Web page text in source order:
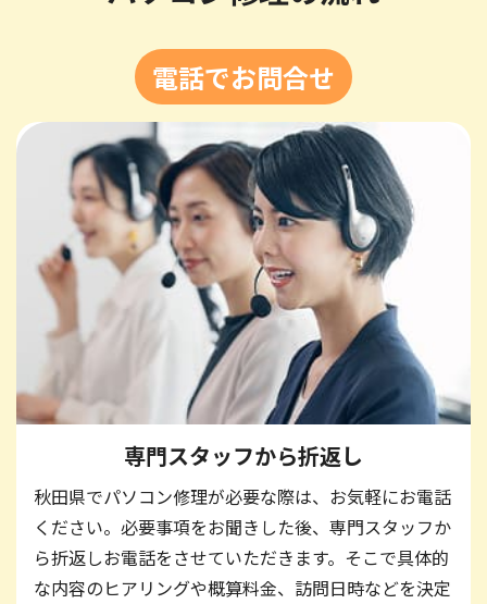
電話でお問合せ
専門スタッフから折返し
秋田県でパソコン修理が必要な際は、お気軽にお電話
ください。必要事項をお聞きした後、専門スタッフか
ら折返しお電話をさせていただきます。そこで具体的
な内容のヒアリングや概算料金、訪問日時などを決定